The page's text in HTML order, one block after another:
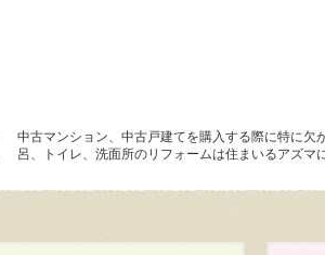
中古マンション、中古戸建てを購入する際に特に
呂、トイレ、洗面所のリフォームは住まいるアズマ